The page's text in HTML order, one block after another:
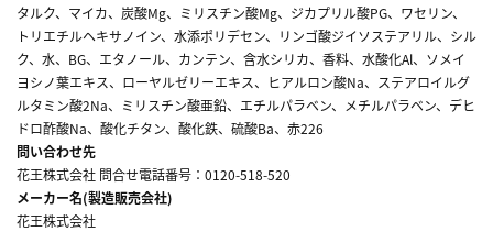
タルク、マイカ、炭酸Mg、ミリスチン酸Mg、ジカプリル酸PG、ワセリン、
トリエチルヘキサノイン、水添ポリデセン、リンゴ酸ジイソステアリル、シル
ク、水、BG、エタノール、カンテン、含水シリカ、香料、水酸化Al、ソメイ
ヨシノ葉エキス、ローヤルゼリーエキス、ヒアルロン酸Na、ステアロイルグ
ルタミン酸2Na、ミリスチン酸亜鉛、エチルパラベン、メチルパラベン、デヒ
ドロ酢酸Na、酸化チタン、酸化鉄、硫酸Ba、赤226
問い合わせ先
花王株式会社 問合せ電話番号：0120-518-520
メーカー名(製造販売会社)
花王株式会社